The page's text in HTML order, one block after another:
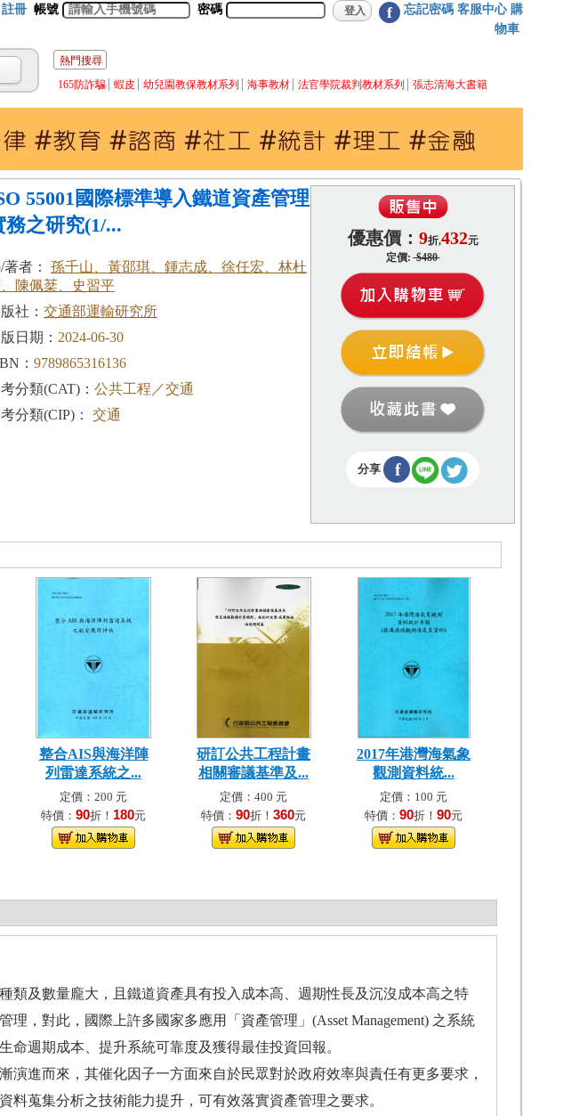
註冊 帳號 密碼 f 忘記密碼 客服中心 購
物車
熱門搜尋
165防詐騙
蝦皮 幼兒園教保教材系列 海事教材 法官學院裁判教材系列 張志清海大書籍
55001國際標準導入鐵道資產管理
務之研究(1/...
著者： 孫千山、黃邵琪、鍾志成、徐任宏、林杜
陳佩棻、史習平
社： 交通部運輸研究所
日期： 2024-06-30
： 9789865316136
分類(CAT)： 公共工程／交通
分類(CIP)：
交通
優惠價： 9折,432元
定價:$480
分享 f
整合AIS與海洋陣
列雷達系統之...
定價：200 元
特價： 90折！ 180元
研訂公共工程計畫
相關審議基準及...
定價：400 元
特價： 90折！ 360元
2017年港灣海氣象
觀測資料統...
定價：100 元
特價： 90折！ 90元
類及數量龐大，且鐵道資產具有投入成本高、週期性長及沉沒成本高之特
，對此，國際上許多國家多應用「資產管理」(Asset Management) 之系統
命週期成本、提升系統可靠度及獲得最佳投資回報。
演進而來，其催化因子一方面來自於民眾對於政府效率與責任有更多要求，
料蒐集分析之技術能力提升，可有效落實資產管理之要求。